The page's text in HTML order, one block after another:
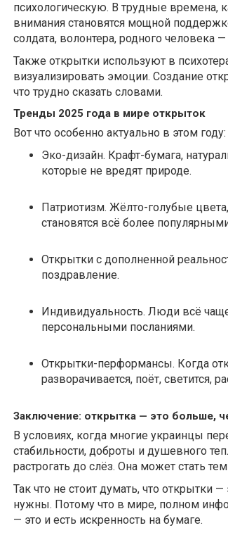
психологическую. В трудные времена,
внимания становятся мощной
солдата, волонтера, родного человека
Также открытки используют в
визуализировать эмоции. Создание
что трудно сказать словами.
Тренды 2025 года в мире открыток
Вот что особенно актуально в этом году:
Эко-дизайн. Крафт-бумага,
которые не вредят природе.
Патриотизм. Жёлто-голубые
становятся всё более
Открытки с дополненной
поздравление.
Индивидуальность. Люди всё
персональными посланиями.
Открытки-перформансы. Когда
разворачивается, поёт, светится,
Заключение: открытка — это больше,
В условиях, когда многие украинцы
стабильности, доброты и душевного
растрогать до слёз. Она может стать
Так что не стоит думать, что открытки
нужны. Потому что в мире, полном
— это и есть искренность на бумаге.